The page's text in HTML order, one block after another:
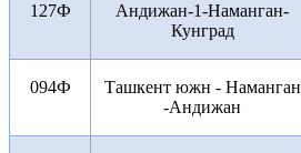
127Ф
Андижан-1-Наманган-
Кунград
094Ф
Ташкент южн - Наманган
-Андижан